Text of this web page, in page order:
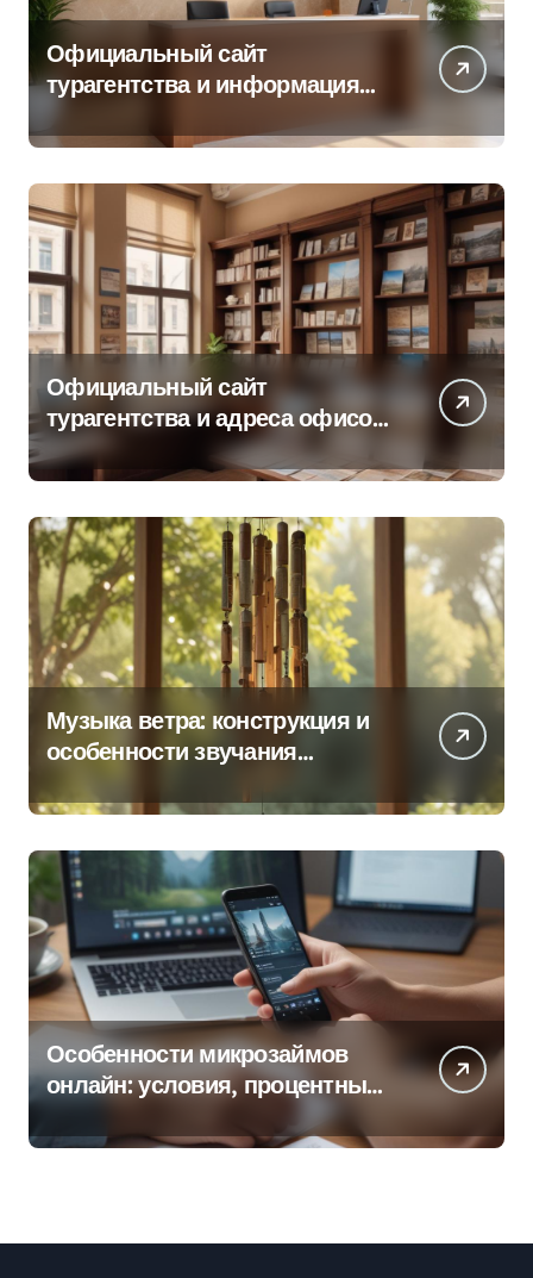
Официальный сайт
турагентства и информация
Официальный сайт
турагентства и адреса офисов
продаж по регионам
Музыка ветра: конструкция и
особенности звучания
Особенности микрозаймов
онлайн: условия, процентные
ставки и порядок оформления